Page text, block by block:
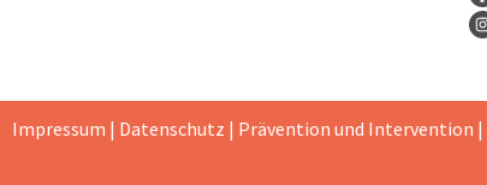
Impressum | Datenschutz | Prävention und Intervention |